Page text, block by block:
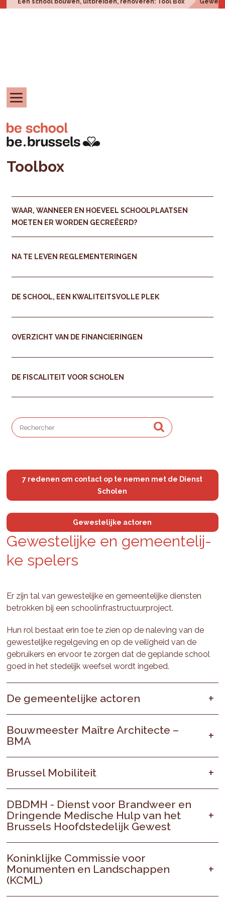
Een school bouwen, uitbreiden, renoveren: Tool Box
Toolbox
WAAR, WANNEER EN HOEVEEL SCHOOLPLAATSEN
MOETEN ER WORDEN GECREËERD?
NA TE LEVEN REGLEMENTERINGEN
DE SCHOOL, EEN KWALITEITSVOLLE PLEK
OVERZICHT VAN DE FINANCIERINGEN
DE FISCALITEIT VOOR SCHOLEN
7 redenen om contact op te nemen met de Dienst
Scholen
Gewestelijke actoren
Ge­wes­te­lij­ke en ge­meen­te­lij­
ke spe­lers
Er zijn tal van gewestelijke en gemeentelijke diensten
betrokken bij een schoolinfrastructuurproject.
Hun rol bestaat erin toe te zien op de naleving van de
gewestelijke regelgeving en op de veiligheid van de
gebruikers en ervoor te zorgen dat de geplande school
goed in het stedelijk weefsel wordt ingebed.
De gemeentelijke actoren
Bouwmeester Maître Architecte –
BMA
Brussel Mobiliteit
DBDMH - Dienst voor Brandweer en
Dringende Medische Hulp van het
Brussels Hoofdstedelijk Gewest
Koninklijke Commissie voor
Monumenten en Landschappen
(KCML)